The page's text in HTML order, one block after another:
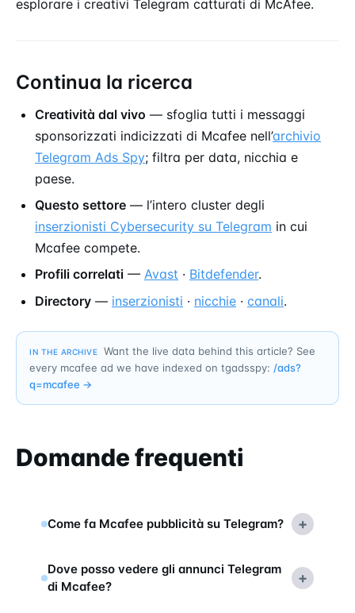
esplorare i creativi Telegram catturati di McAfee.
Continua la ricerca
Creatività dal vivo — sfoglia tutti i messaggi
sponsorizzati indicizzati di Mcafee nell’archivio
Telegram Ads Spy; filtra per data, nicchia e
paese.
Questo settore — l’intero cluster degli
inserzionisti Cybersecurity su Telegram in cui
Mcafee compete.
Profili correlati — Avast · Bitdefender.
Directory — inserzionisti · nicchie · canali.
IN THE ARCHIVE
Want the live data behind this article? See
every mcafee ad we have indexed on tgadsspy: /ads?
q=mcafee →
Domande frequenti
Come fa Mcafee pubblicità su Telegram? +
Dove posso vedere gli annunci Telegram
di Mcafee?
+